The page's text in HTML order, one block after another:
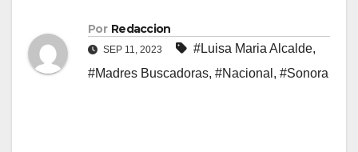
Por Redaccion
SEP 11, 2023 #Luisa Maria Alcalde,
#Madres Buscadoras, #Nacional , #Sonora